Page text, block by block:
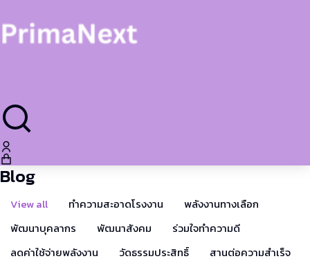
Blog
View all ทำความสะอาดโรงงาน
พลังงานทางเลือก
พัฒนาบุคลากร
พัฒนาสังคม
ร่วมใจทำความดี
ลดค่าใช้จ่ายพลังงาน
วัดธรรมประสิทธิ์
สานต่อความสำเร็จ